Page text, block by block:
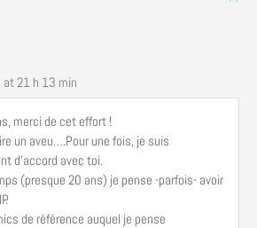
21 h 13 min
merci de cet effort !
un aveu….Pour une fois, je suis
d’accord avec toi.
(presque 20 ans) je pense -parfois- avoir
de référence auquel je pense